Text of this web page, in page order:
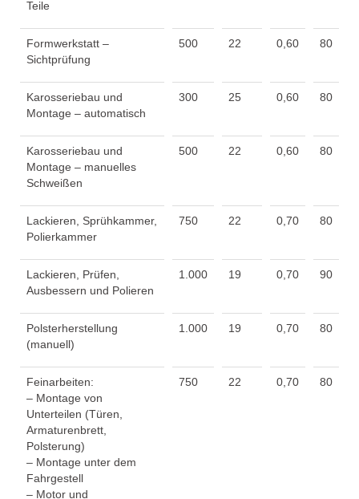
Teile
Formwerkstatt –
Sichtprüfung
500 22 0,60 80
Karosseriebau und
Montage – automatisch
300 25 0,60 80
Karosseriebau und
Montage – manuelles
Schweißen
500 22 0,60 80
Lackieren, Sprühkammer,
Polierkammer
750 22 0,70 80
Lackieren, Prüfen,
Ausbessern und Polieren
1.000 19 0,70 90
Polsterherstellung
(manuell)
1.000 19 0,70 80
Feinarbeiten:
– Montage von
Unterteilen (Türen,
Armaturenbrett,
Polsterung)
– Montage unter dem
Fahrgestell
– Motor und
750 22 0,70 80